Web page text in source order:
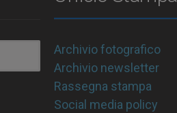
Archivio fotografico
Archivio newsletter
Rassegna stampa
Social media policy